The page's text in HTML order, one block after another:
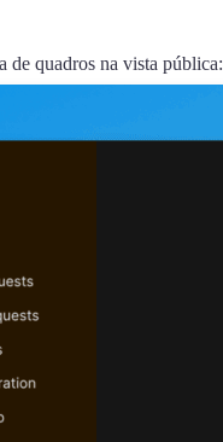
de quadros na vista pública: